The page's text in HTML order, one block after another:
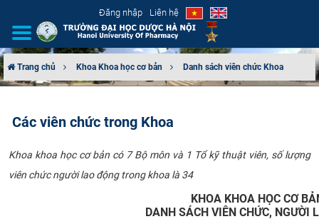
Đăng nhập Liên hệ
CƠ CẤU TỔ CHỨC
TUYỂN SINH
Trang chủ Khoa Khoa học cơ bản Danh sách viên chức Khoa
Các viên chức trong Khoa
Khoa khoa học cơ bản có 7 Bộ môn và 1 Tổ kỹ thuật viên, số lượng
viên chức người lao động trong khoa là 34
KHOA KHOA HỌC CƠ
DANH SÁCH VIÊN CHỨC, NGƯỜI